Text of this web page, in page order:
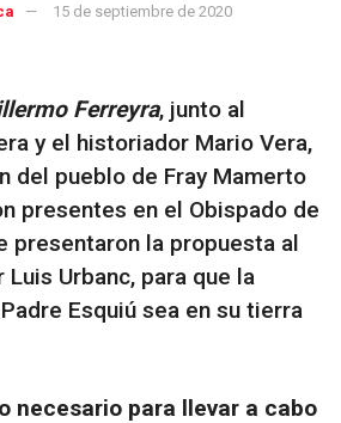
15 de septiembre de 2020
Ferreyra, junto al
y el historiador Mario Vera,
del pueblo de Fray Mamerto
presentes en el Obispado de
presentaron la propuesta al
Urbanc, para que la
Esquiú sea en su tierra
necesario para llevar a cabo